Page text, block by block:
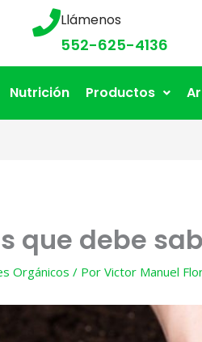
Llámenos
552-625-4136
Nutrición Productos
que debe
Orgánicos / PorVictor Manuel